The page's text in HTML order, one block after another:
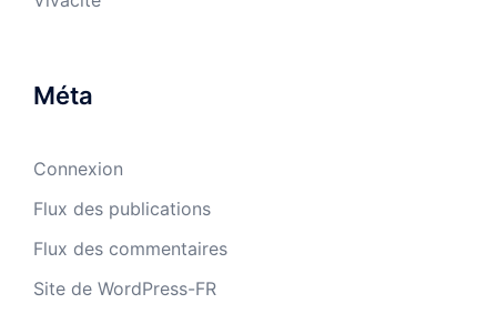
Méta
Connexion
Flux des publications
Flux des commentaires
Site de WordPress-FR